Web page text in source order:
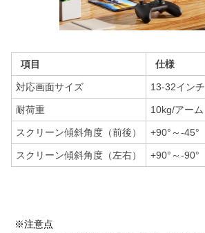
項目 仕様
対応画面サイズ 13-32インチ
耐荷重 10kg/アーム
スクリーン傾斜角度（前後） +90°～-45°
スクリーン傾斜角度（左右） +90°～-90°
※注意点